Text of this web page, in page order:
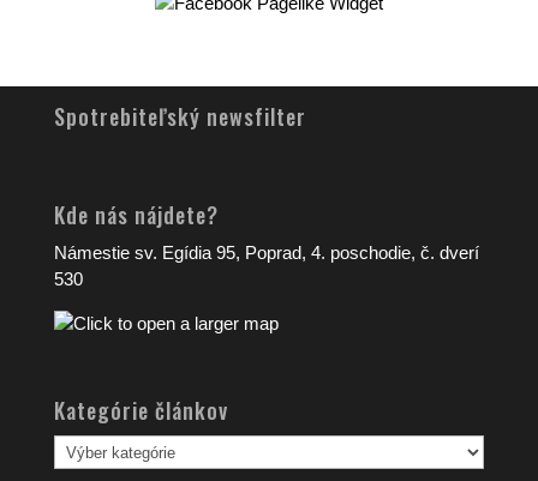
Spotrebiteľský newsfilter
Kde nás nájdete?
Námestie sv. Egídia 95, Poprad, 4. poschodie, č. dverí
530
Kategórie článkov
Kategórie
článkov